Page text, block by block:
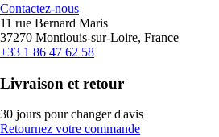
Contactez-nous
11 rue Bernard Maris
37270 Montlouis-sur-Loire, France
+33 1 86 47 62 58
Livraison et retour
30 jours pour changer d'avis
Retournez votre commande